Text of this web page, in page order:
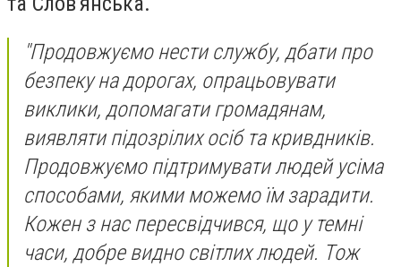
"Продовжуємо нести службу, дбати про
безпеку на дорогах, опрацьовувати
виклики, допомагати громадянам,
виявляти підозрілих осіб та кривдників.
Продовжуємо підтримувати людей усіма
способами, якими можемо їм зарадити.
Кожен з нас пересвідчився, що у темні
часи, добре видно світлих людей. Тож